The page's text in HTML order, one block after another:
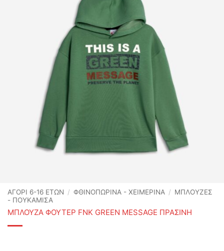
ΑΓΟΡΙ 6-16 ΕΤΩΝ / ΦΘΙΝΟΠΩΡΙΝΆ - ΧΕΙΜΕΡΙΝΆ / ΜΠΛΟΥΖΕΣ
- ΠΟΥΚΑΜΙΣΑ
ΜΠΛΟΥΖΑ ΦΟΥΤΕΡ FNK GREEN MESSAGE ΠΡΑΣΙΝΗ